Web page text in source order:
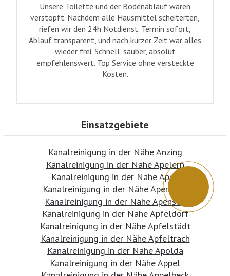
Unsere Toilette und der Bodenablauf waren
verstopft. Nachdem alle Hausmittel scheiterten,
riefen wir den 24h Notdienst. Termin sofort,
Ablauf transparent, und nach kurzer Zeit war alles
wieder frei. Schnell, sauber, absolut
empfehlenswert. Top Service ohne versteckte
Kosten.
Einsatzgebiete
Kanalreinigung in der Nähe Anzing
Kanalreinigung in der Nähe Apelern
Kanalreinigung in der Nähe Apen
Kanalreinigung in der Nähe Apenburg
Kanalreinigung in der Nähe Apensen
Kanalreinigung in der Nähe Apfeldorf
Kanalreinigung in der Nähe Apfelstädt
Kanalreinigung in der Nähe Apfeltrach
Kanalreinigung in der Nähe Apolda
Kanalreinigung in der Nähe Appel